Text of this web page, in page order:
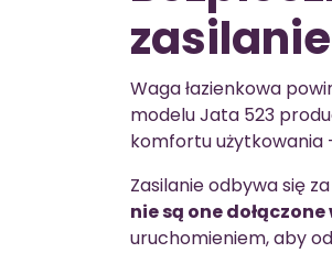
Waga łazienkowa
modelu Jata 523
komfortu użytkowania
Zasilanie odbywa się
nie są one
uruchomieniem, aby